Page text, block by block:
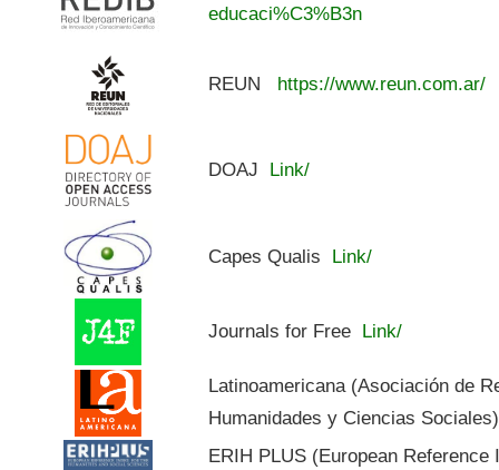
educaci%C3%B3n
REUN https://www.reun.com.ar/
DOAJ Link/
Capes Qualis Link/
Journals for Free Link/
Latinoamericana (Asociación de
Humanidades y Ciencias Sociales)
ERIH PLUS (European